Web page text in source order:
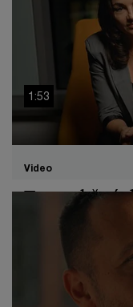
Video
Transakčné
1:53